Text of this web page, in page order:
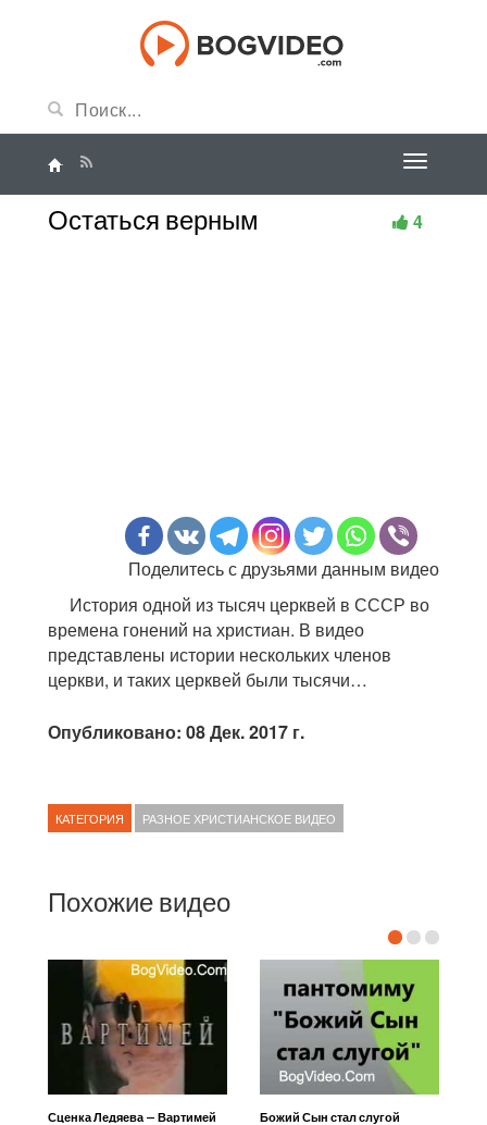
Остаться верным 4
Поделитесь с друзьями данным видео
История одной из тысяч церквей в СССР во
времена гонений на христиан. В видео
представлены истории нескольких членов
церкви, и таких церквей были тысячи…
Опубликовано: 08 Дек. 2017 г.
КАТЕГОРИЯ РАЗНОЕ ХРИСТИАНСКОЕ ВИДЕО
Похожие видео
Сценка Ледяева — Вартимей
Божий Сын стал слугой